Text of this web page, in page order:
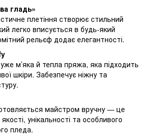
гладь»
плетіння створює стильний
легко вписується в будь-який
рельєф додає елегантності.
м’яка й тепла пряжа, яка підходить
шкіри. Забезпечує ніжну та
майстром вручну — це
унікальності та особливого
пледа.